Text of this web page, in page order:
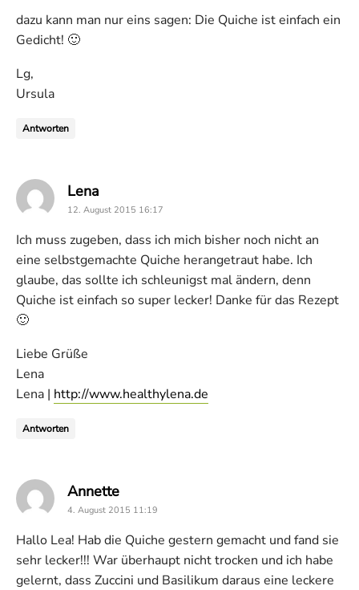
dazu kann man nur eins sagen: Die Quiche ist einfach ein
Gedicht! 🙂
Lg,
Ursula
Antworten
Lena
12. August 2015 16:17
Ich muss zugeben, dass ich mich bisher noch nicht an
eine selbstgemachte Quiche herangetraut habe. Ich
glaube, das sollte ich schleunigst mal ändern, denn
Quiche ist einfach so super lecker! Danke für das Rezept
🙂
Liebe Grüße
Lena
Lena | http://www.healthylena.de
Antworten
Annettesays:
4. August 2015 11:19
Hallo Lea! Hab die Quiche gestern gemacht und fand sie
sehr lecker!!! War überhaupt nicht trocken und ich habe
gelernt, dass Zuccini und Basilikum daraus eine leckere